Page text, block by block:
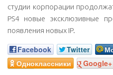
студии корпорации
PS4 новые эксклюзивные
появления новых IP.
Facebook Twitter
Одноклассники
Google+